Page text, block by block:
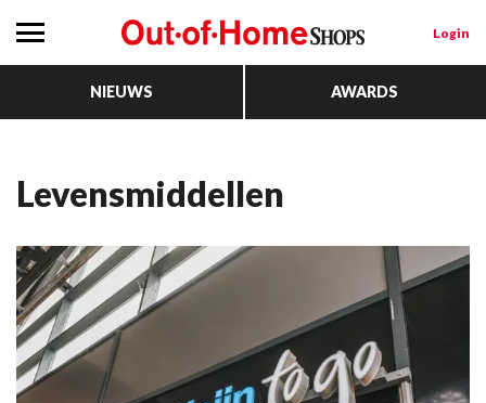
Login
NIEUWS AWARDS
Levensmiddellen